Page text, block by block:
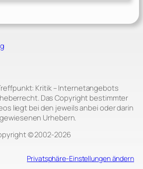
Kritik – Internetangebots
Das Copyright bestimmter
liegt bei den jeweils anbei oder darin
Urhebern.
© 2002‑2026
Privatsphäre-Einstellungen ändern